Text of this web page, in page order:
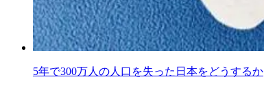
5年で300万人の人口を失った日本をどうするか